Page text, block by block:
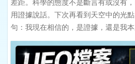
差距。科學的態度不是斷言有或沒有，
用證據說話。下次再看到天空中的光
句：我現在相信的，是證據，還是我